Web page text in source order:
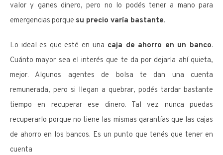
valor y ganes dinero, pero no lo podés tener a mano para
emergencias porque su precio varía bastante.
Lo ideal es que esté en una caja de ahorro en un banco.
Cuánto mayor sea el interés que te da por dejarla ahí quieta,
mejor. Algunos agentes de bolsa te dan una cuenta
remunerada, pero si llegan a quebrar, podés tardar bastante
tiempo en recuperar ese dinero. Tal vez nunca puedas
recuperarlo porque no tiene las mismas garantías que las cajas
de ahorro en los bancos. Es un punto que tenés que tener en
cuenta